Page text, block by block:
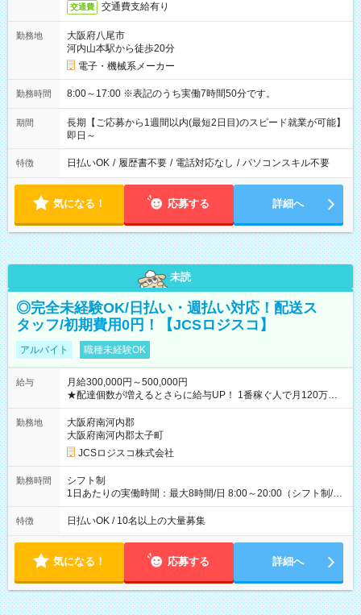
交通費 交通費支給有り
勤務地
大阪府八尾市
河内山本駅から徒歩20分
電子・機械系メーカー
勤務時間 8:00～17:00 ※表記のうち実働7時間50分です。
期間
長期【ご応募から1週間以内(最短2日目)のスピード就業が可能】
即日～
特徴 日払いOK / 履歴書不要 / 電話対応なし / パソコンスキル不要
気になる！ 応募する 詳細へ
未読
◎完全未経験OK/日払い・週払い対応！配送ス
タッフ/初期費用0円！【JCSロジスコ】
アルバイト 職種未経験OK
給与
月給300,000円～500,000円
★配達個数が増えるとさらに給与UP！ 1番稼ぐ人で月120万ほ
ど！ ・主要都市エリア 月収55万円／週5日稼働 月収65万~112
万円／週6日稼働 ・地方郊外エリア 月収40万円／週5日稼働 月
収40万円~50万円／週6日稼働 ＜モデルイメージ＞ ■月収50万
円 (27歳男性/江東区在住)※元建築関係 1日150個配達×25日勤務
(日休み) ■月収80万円(43歳男性/墨田区在住)※元営業 1日200個
勤務地
大阪府南河内郡
大阪府南河内郡太子町
JCSロジスコ株式会社
勤務時間
シフト制
1日あたりの実働時間：最大8時間/日 8:00～20:00（シフト制/実
働8時間） ※週5日勤務（場所次第では週4も有り） ※配達状況
によって時間外での勤務可能性有り ※案件により多少の前後あ
特徴 日払いOK / 10名以上の大量募集
気になる！ 応募する 詳細へ